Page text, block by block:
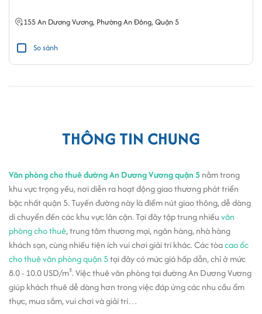
155An Dương Vương, Phường An Đông, Quận 5
So sánh
THÔNG TIN CHUNG
Văn phòng cho thuê đường An Dương Vương quận 5nằm trong
khu vực trọng yếu, nơi diễn ra hoạt động giao thương phát triển
bậc nhất quận 5. Tuyến đường này là điểm nút giao thông, dễ dàng
di chuyển đến các khu vực lân cận. Tại đây tập trung nhiềuvăn
phòng cho thuê, trung tâm thương mại, ngân hàng, nhà hàng
khách sạn, cùng nhiều tiện ích vui chơi giải trí khác. Các tòacao ốc
cho thuê văn phòng quận 5tại đây có mức giá hấp dẫn, chỉ ở mức
8.0 - 10.0 USD/m². Việc thuê văn phòng tại đường An Dương Vương
giúp khách thuê dễ dàng hơn trong việc đáp ứng các nhu cầu ẩm
thực, mua sắm, vui chơi và giải trí…